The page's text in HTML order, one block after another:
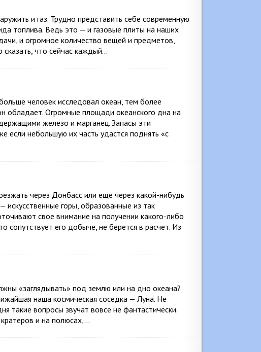
и газ. Трудно представить себе современную
топлива. Ведь это — и газовые плиты на наших
и огромное количество вещей и предметов,
что сейчас каждый…
человек исследовал океан, тем более
обладает. Огромные площади океанского дна на
железо и марганец. Запасы эти
если небольшую их часть удастся поднять «с
через Донбасс или еще через какой-нибудь
искусственные горы, образованные из так
свое внимание на получении какого-либо
сопутствует его добыче, не берется в расчет. Из
«заглядывать» под землю или на дно океана?
наша космическая соседка — Луна. Не
такие вопросы звучат вовсе не фантастически.
и на полюсах,…